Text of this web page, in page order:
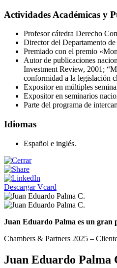
Actividades Académicas y
Profesor cátedra Derecho
Director del Departamento
Premiado con el premio
Autor de publicaciones
Investment Review, 2001;
conformidad a la legislación
Expositor en múltiples
Expositor en seminarios
Parte del programa de
Idiomas
Español e inglés.
Descargar Vcard
Juan Eduardo Palma es un gran
Chambers & Partners 2025 –
Juan Eduardo Palma